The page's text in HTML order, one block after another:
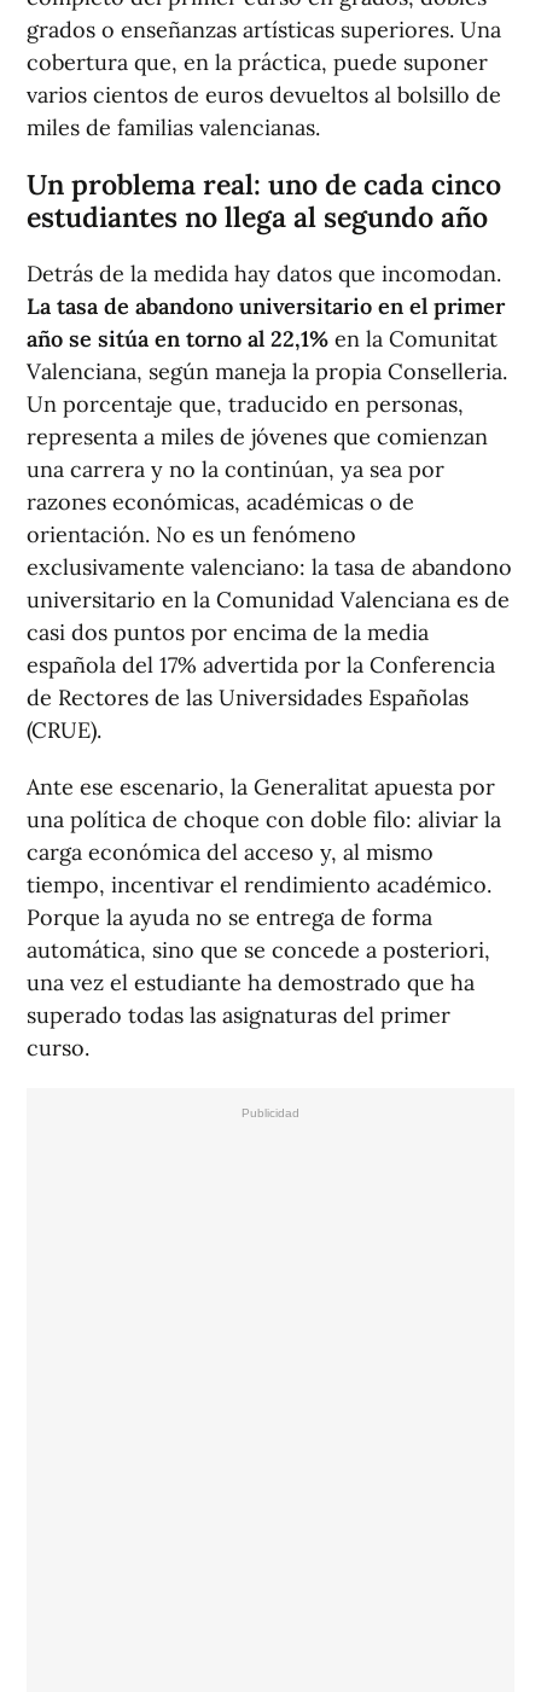
grados o enseñanzas artísticas superiores. Una
cobertura que, en la práctica, puede suponer
varios cientos de euros devueltos al bolsillo de
miles de familias valencianas.
Un problema real: uno de cada cinco
estudiantes no llega al segundo año
Detrás de la medida hay datos que incomodan.
La tasa de abandono universitario en el primer
año se sitúa en torno al 22,1% en la Comunitat
Valenciana, según maneja la propia Conselleria.
Un porcentaje que, traducido en personas,
representa a miles de jóvenes que comienzan
una carrera y no la continúan, ya sea por
razones económicas, académicas o de
orientación. No es un fenómeno
exclusivamente valenciano: la tasa de abandono
universitario en la Comunidad Valenciana es de
casi dos puntos por encima de la media
española del 17% advertida por la Conferencia
de Rectores de las Universidades Españolas
(CRUE).
Ante ese escenario, la Generalitat apuesta por
una política de choque con doble filo: aliviar la
carga económica del acceso y, al mismo
tiempo, incentivar el rendimiento académico.
Porque la ayuda no se entrega de forma
automática, sino que se concede a posteriori,
una vez el estudiante ha demostrado que ha
superado todas las asignaturas del primer
curso.